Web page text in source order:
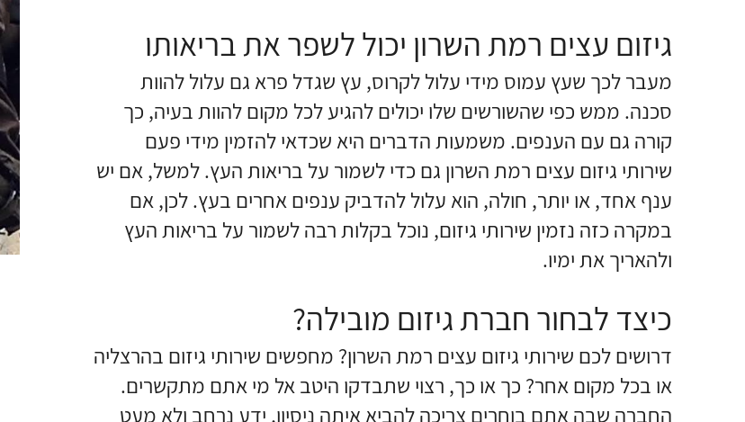
גיזום עצים רמת השרון יכול לשפר את בריאותו
מעבר לכך שעץ עמוס מידי עלול לקרוס, עץ שגדל פרא גם עלול להוות
סכנה. ממש כפי שהשורשים שלו יכולים להגיע לכל מקום להוות בעיה, כך
קורה גם עם הענפים. משמעות הדברים היא שכדאי להזמין מידי פעם
שירותי גיזום עצים רמת השרון גם כדי לשמור על בריאות העץ. למשל, אם יש
ענף אחד, או יותר, חולה, הוא עלול להדביק ענפים אחרים בעץ. לכן, אם
במקרה כזה נזמין שירותי גיזום, נוכל בקלות רבה לשמור על בריאות העץ
ולהאריך את ימיו.
כיצד לבחור חברת גיזום מובילה?
דרושים לכם שירותי גיזום עצים רמת השרון? מחפשים שירותי גיזום בהרצליה
או בכל מקום אחר? כך או כך, רצוי שתבדקו היטב אל מי אתם מתקשרים.
החברה שבה אתם בוחרים צריכה להביא איתה ניסיון, ידע נרחב ולא מעט